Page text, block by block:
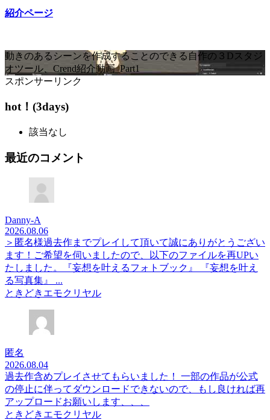
紹介ページ
動きのあるシーンを作成することのできる自作の３Dスタジ
オツール、Crend紹介動画_Part1
スポンサーリンク
hot！(3days)
該当なし
最近のコメント
Danny-A
2026.08.06
＞匿名様過去作までプレイして頂いて誠にありがとうござい
ます！ご希望を伺いましたので、以下のファイルを再UPい
たしました。『妄想を叶えるフォトブック』 『妄想を叶え
る写真集』 ...
ときどきエモクリヤル
匿名
2026.08.04
過去作含めプレイさせてもらいました！ 一部の作品が公式
の停止に伴ってダウンロードできないので、もし良ければ再
アップロードお願いします、、、
ときどきエモクリヤル